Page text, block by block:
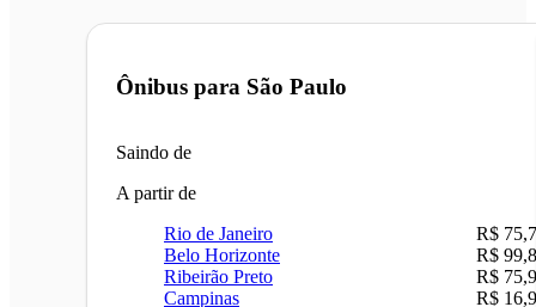
Ônibus para São Paulo
Saindo de
A partir de
Rio de Janeiro
R$
Belo Horizonte
R$
Ribeirão Preto
R$
Campinas
R$